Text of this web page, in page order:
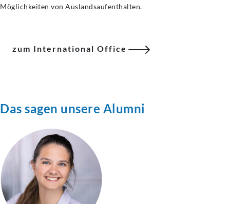
Möglichkeiten von Auslandsaufenthalten.
zum International Office
Das sagen unsere Alumni